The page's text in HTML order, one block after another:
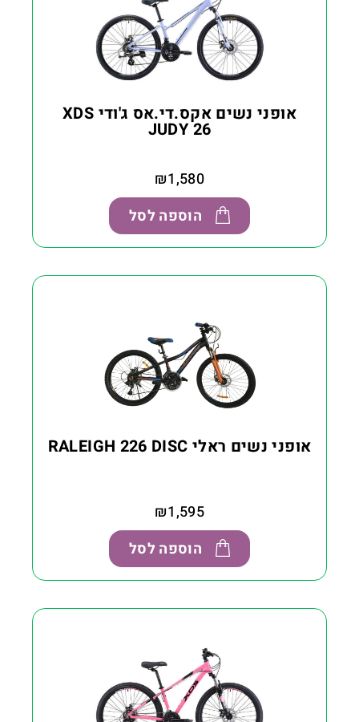
אופני נשים אקס.די.אס ג'ודי XDS
JUDY 26
₪1,580
הוספה לסל
אופני נשים ראלי RALEIGH 226 DISC
₪1,595
הוספה לסל